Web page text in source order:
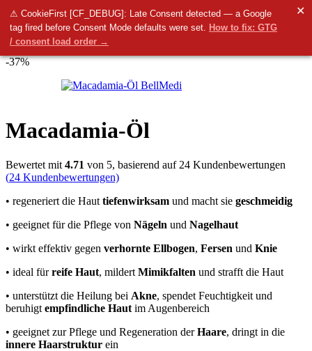
⚠ CookieFirst [CF_DEBUG]: Late Consent detected — a Google
tag fired before Consent Mode defaults were set. How to fix: GTG
/ consent load order →
✕
Menü
0 items 0.00
StartseiteArten von Kosmetika
-37%
Macadamia-Öl
Bewertet mit 4.71 von 5, basierend auf 24 Kundenbewertungen
(24 Kundenbewertungen)
• regeneriert die Haut tiefenwirksam und macht sie geschmeidig
• geeignet für die Pflege von Nägeln und Nagelhaut
• wirkt effektiv gegen verhornte Ellbogen, Fersen und Knie
• ideal fürreife Haut, mildert Mimikfalten und strafft die Haut
• unterstützt die Heilung bei Akne, spendet Feuchtigkeit und
beruhigt empfindliche Haut im Augenbereich
• geeignet zur Pflege und Regeneration derHaare, dringt in die
innere Haarstruktur ein